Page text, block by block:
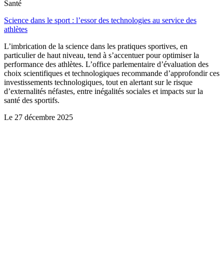
Santé
Science dans le sport : l’essor des technologies au service des
athlètes
L’imbrication de la science dans les pratiques sportives, en
particulier de haut niveau, tend à s’accentuer pour optimiser la
performance des athlètes. L’office parlementaire d’évaluation des
choix scientifiques et technologiques recommande d’approfondir ces
investissements technologiques, tout en alertant sur le risque
d’externalités néfastes, entre inégalités sociales et impacts sur la
santé des sportifs.
Le 27 décembre 2025